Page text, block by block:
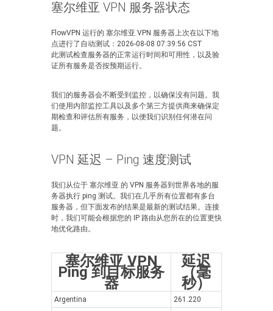
塞尔维亚 VPN 服务器状态
FlowVPN 运行的 塞尔维亚 VPN 服务器上次在以下地
点进行了自动测试：2026-08-08 07:39:56 CST
此测试检查服务器的正常运行时间和可用性，以及验
证所有服务是否按预期运行。
我们的服务器会不断受到监控，以确保没有问题。我
们使用内部监控工具以及多个第三方提供商来确保定
期检查和评估所有服务，以便我们识别任何潜在问
题。
VPN 延迟 – Ping 速度测试
我们从位于 塞尔维亚 的 VPN 服务器到世界各地的服
务器执行 ping 测试。我们在几乎所有位置都有多台
服务器，但下面发布的结果是最新的测试结果。连接
时，我们可能会根据您的 IP 路由从您所在的位置更快
地优化路由。
塞尔维亚 VPN
Ping 到目标服务
器
延迟
（毫
秒）
Argentina
261.220